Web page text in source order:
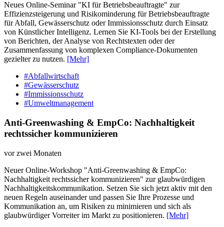
Neues Online-Seminar "KI für Betriebsbeauftragte" zur
Effizienzsteigerung und Risikominderung für Betriebsbeauftragte
für Abfall, Gewässerschutz oder Immissionsschutz durch Einsatz
von Künstlicher Intelligenz. Lernen Sie KI-Tools bei der Erstellung
von Berichten, der Analyse von Rechtstexten oder der
Zusammenfassung von komplexen Compliance-Dokumenten
gezielter zu nutzen. [Mehr]
#Abfallwirtschaft
#Gewässerschutz
#Immissionsschutz
#Umweltmanagement
Anti-Greenwashing & EmpCo: Nachhaltigkeit
rechtssicher kommunizieren
vor zwei Monaten
Neuer Online-Workshop "Anti-Greenwashing & EmpCo:
Nachhaltigkeit rechtssicher kommunizieren" zur glaubwürdigen
Nachhaltigkeitskommunikation. Setzen Sie sich jetzt aktiv mit den
neuen Regeln auseinander und passen Sie Ihre Prozesse und
Kommunikation an, um Risiken zu minimieren und sich als
glaubwürdiger Vorreiter im Markt zu positionieren. [Mehr]